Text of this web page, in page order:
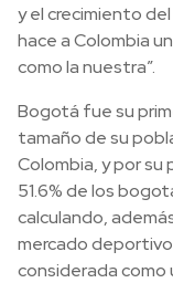
y el crecimiento
hace a Colombia
como la nuestra”.
Bogotá fue su
tamaño de su
Colombia, y por
51.6% de los
calculando,
mercado
considerada como